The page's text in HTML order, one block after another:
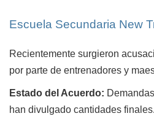
Escuela Secundaria New
Recientemente surgieron
por parte de entrenadores y
Estado del Acuerdo:
han divulgado cantidades finales.